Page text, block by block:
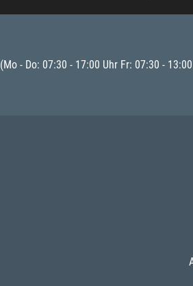
(Mo - Do: 07:30 - 17:00 Uhr Fr: 07:30 -